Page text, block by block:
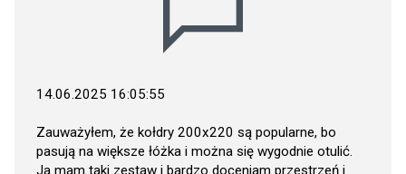
14.06.2025 16:05:55
Zauważyłem, że kołdry 200x220 są popularne, bo
pasują na większe łóżka i można się wygodnie otulić.
Ja mam taki zestaw i bardzo doceniam przestrzeń i